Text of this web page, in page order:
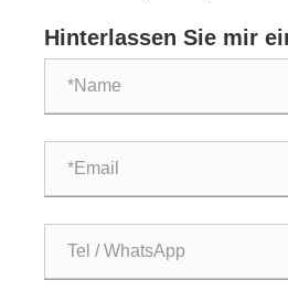
Sanitärsystemen?
Hinterlassen Sie mir